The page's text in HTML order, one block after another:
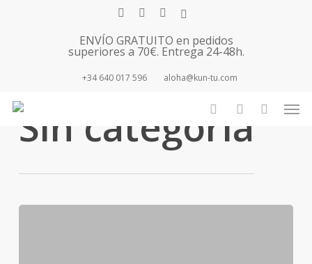
facebookyoutubeinstagram
tiktok
ENVÍO GRATUITO en pedidos
superiores a 70€. Entrega 24-48h.
+34 640 017 596 aloha@kun-tu.com
search account
Sin categoría